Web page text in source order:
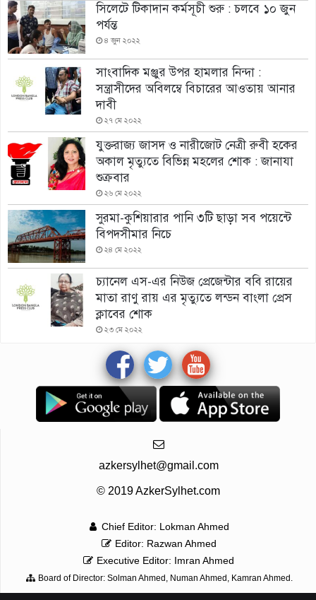
সিলেটে টিকাদান কর্মসূচী শুরু : চলবে ১০ জুন
পর্যন্ত
৪ জুন ২০২২
সাংবাদিক মঞ্জুর উপর হামলার নিন্দা :
সন্ত্রাসীদের অবিলম্বে বিচারের আওতায় আনার
দাবী
২৭ মে ২০২২
যুক্তরাজ্য জাসদ ও নারীজোট নেত্রী রুবী হকের
অকাল মৃত্যুতে বিভিন্ন মহলের শোক : জানাযা
শুক্রবার
২৬ মে ২০২২
সুরমা-কুশিয়ারার পানি ৩টি ছাড়া সব পয়েন্টে
বিপদসীমার নিচে
২৪ মে ২০২২
চ্যানেল এস-এর নিউজ প্রেজেন্টার ববি রায়ের
মাতা রাণু রায় এর মৃত্যুতে লন্ডন বাংলা প্রেস
ক্লাবের শোক
২৩ মে ২০২২
azkersylhet@gmail.com
© 2019 AzkerSylhet.com
Chief Editor: Lokman Ahmed
Editor: Razwan Ahmed
Executive Editor: Imran Ahmed
Board of Director: Solman Ahmed, Numan Ahmed, Kamran Ahmed.